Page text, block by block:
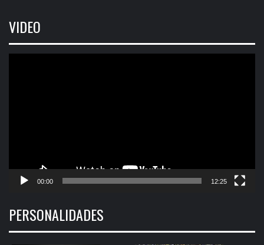
VIDEO
00:00 12:25
PERSONALIDADES